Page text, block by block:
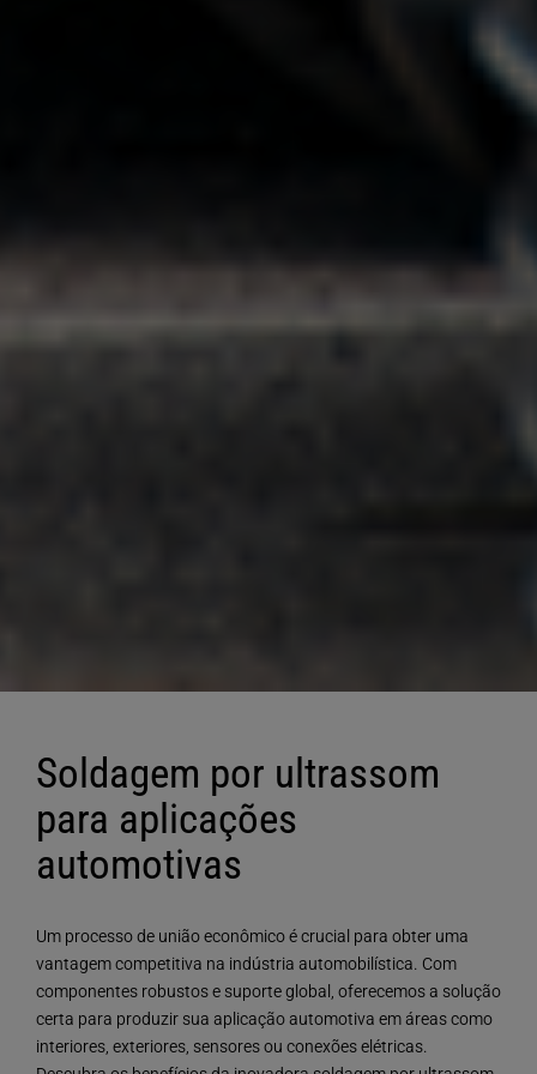
Soldagem por ultrassom
para aplicações
automotivas
Um processo de união econômico é crucial para obter uma
vantagem competitiva na indústria automobilística. Com
componentes robustos e suporte global, oferecemos a solução
certa para produzir sua aplicação automotiva em áreas como
interiores, exteriores, sensores ou conexões elétricas.